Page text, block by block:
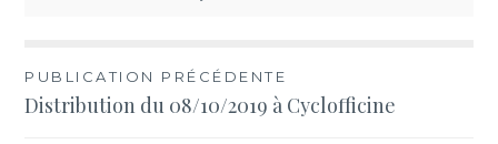
Navigation
de
PUBLICATION PRÉCÉDENTE
Distribution du 08/10/2019 à Cyclofficine